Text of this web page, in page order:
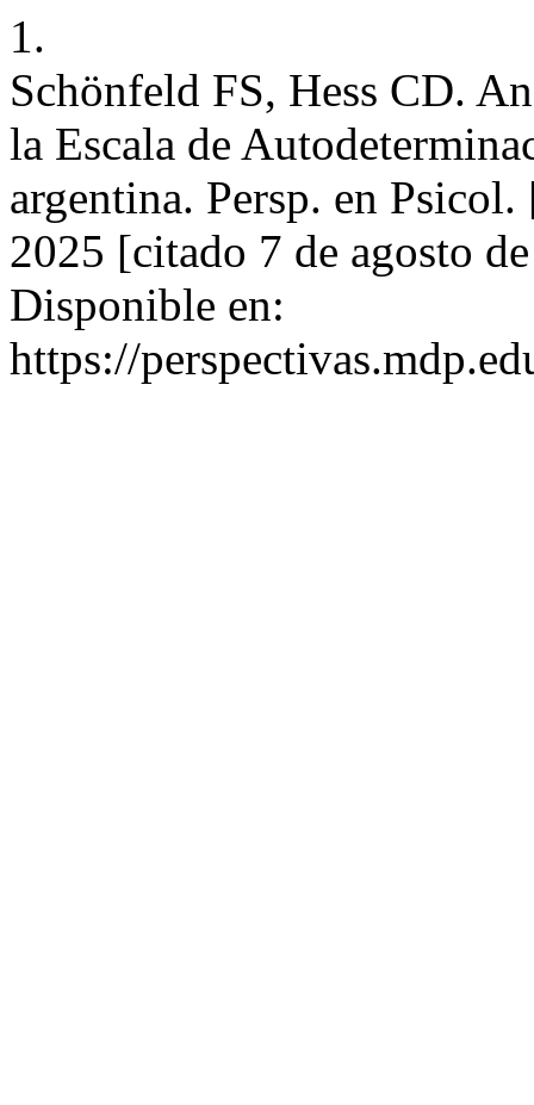
1.
Schönfeld FS, Hess CD.
la Escala de
argentina. Persp. en
2025 [citado 7 de agosto
Disponible en:
https://